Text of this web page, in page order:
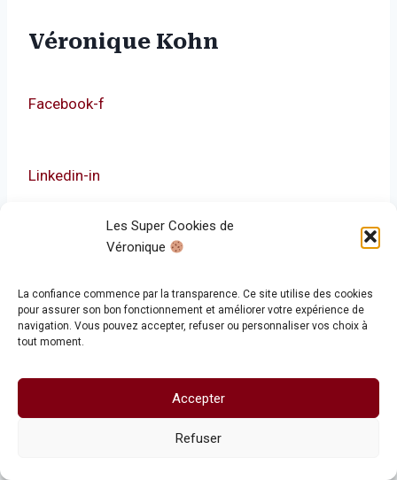
Les Super Cookies de
Véronique
La confiance commence par la transparence. Ce site utilise des cookies
pour assurer son bon fonctionnement et améliorer votre expérience de
navigation. Vous pouvez accepter, refuser ou personnaliser vos choix à
tout moment.
Accepter
Refuser
Véronique Kohn
Facebook-f
Linkedin-in
Téléphone mobile : 06 11 51 53 64